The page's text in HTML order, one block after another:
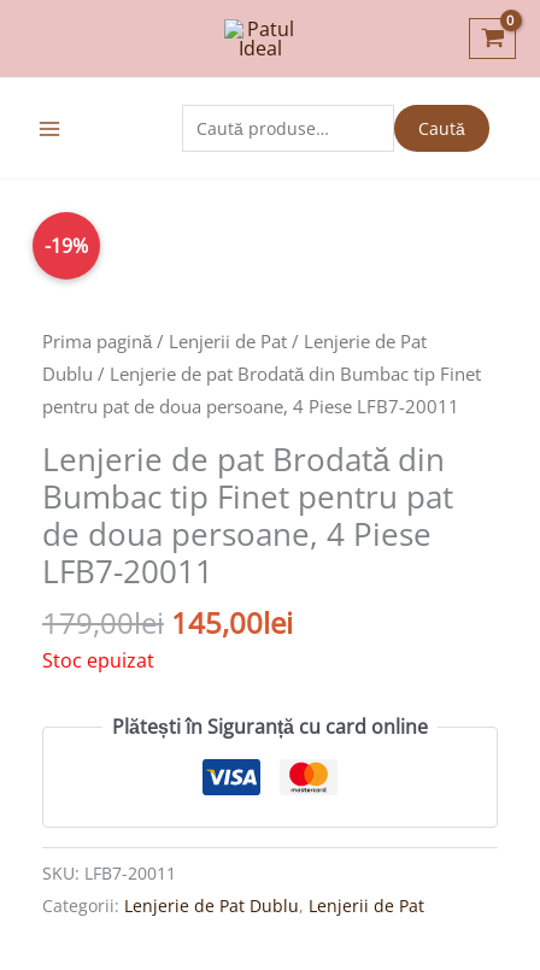
content
Caută
după:
Caută
-19%
Prima pagină/ Lenjerii de Pat / Lenjerie de Pat
Dublu / Lenjerie de pat Brodată din Bumbac tip Finet
pentru pat de doua persoane, 4 Piese LFB7-20011
Lenjerie de pat Brodată din
Bumbac tip Finet pentru pat
de doua persoane, 4 Piese
LFB7-20011
179,00lei
fost:
179,00lei.
145,00lei
145,00lei.
Stoc epuizat
Plătești în Siguranță cu card online
SKU: LFB7-20011
Categorii: Lenjerie de Pat Dublu, Lenjerii de Pat